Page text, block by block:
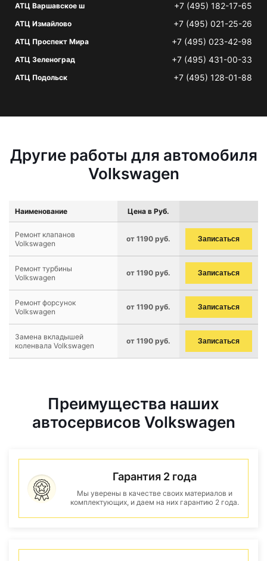
АТЦ Варшавское ш +7 (495) 182-17-65
АТЦ Измайлово +7 (495) 021-25-26
АТЦ Проспект Мира +7 (495) 023-42-98
АТЦ Зеленоград +7 (495) 431-00-33
АТЦ Подольск +7 (495) 128-01-88
Другие работы для автомобиля
Volkswagen
Наименование Цена в Руб.
Ремонт клапанов
Volkswagen
от 1190 руб. Записаться
Ремонт турбины
Volkswagen
от 1190 руб. Записаться
Ремонт форсунок
Volkswagen
от 1190 руб. Записаться
Замена вкладышей
коленвала Volkswagen
от 1190 руб. Записаться
Преимущества наших
автосервисов Volkswagen
Гарантия 2 года
Мы уверены в качестве своих материалов и
комплектующих, и даем на них гарантию 2 года.